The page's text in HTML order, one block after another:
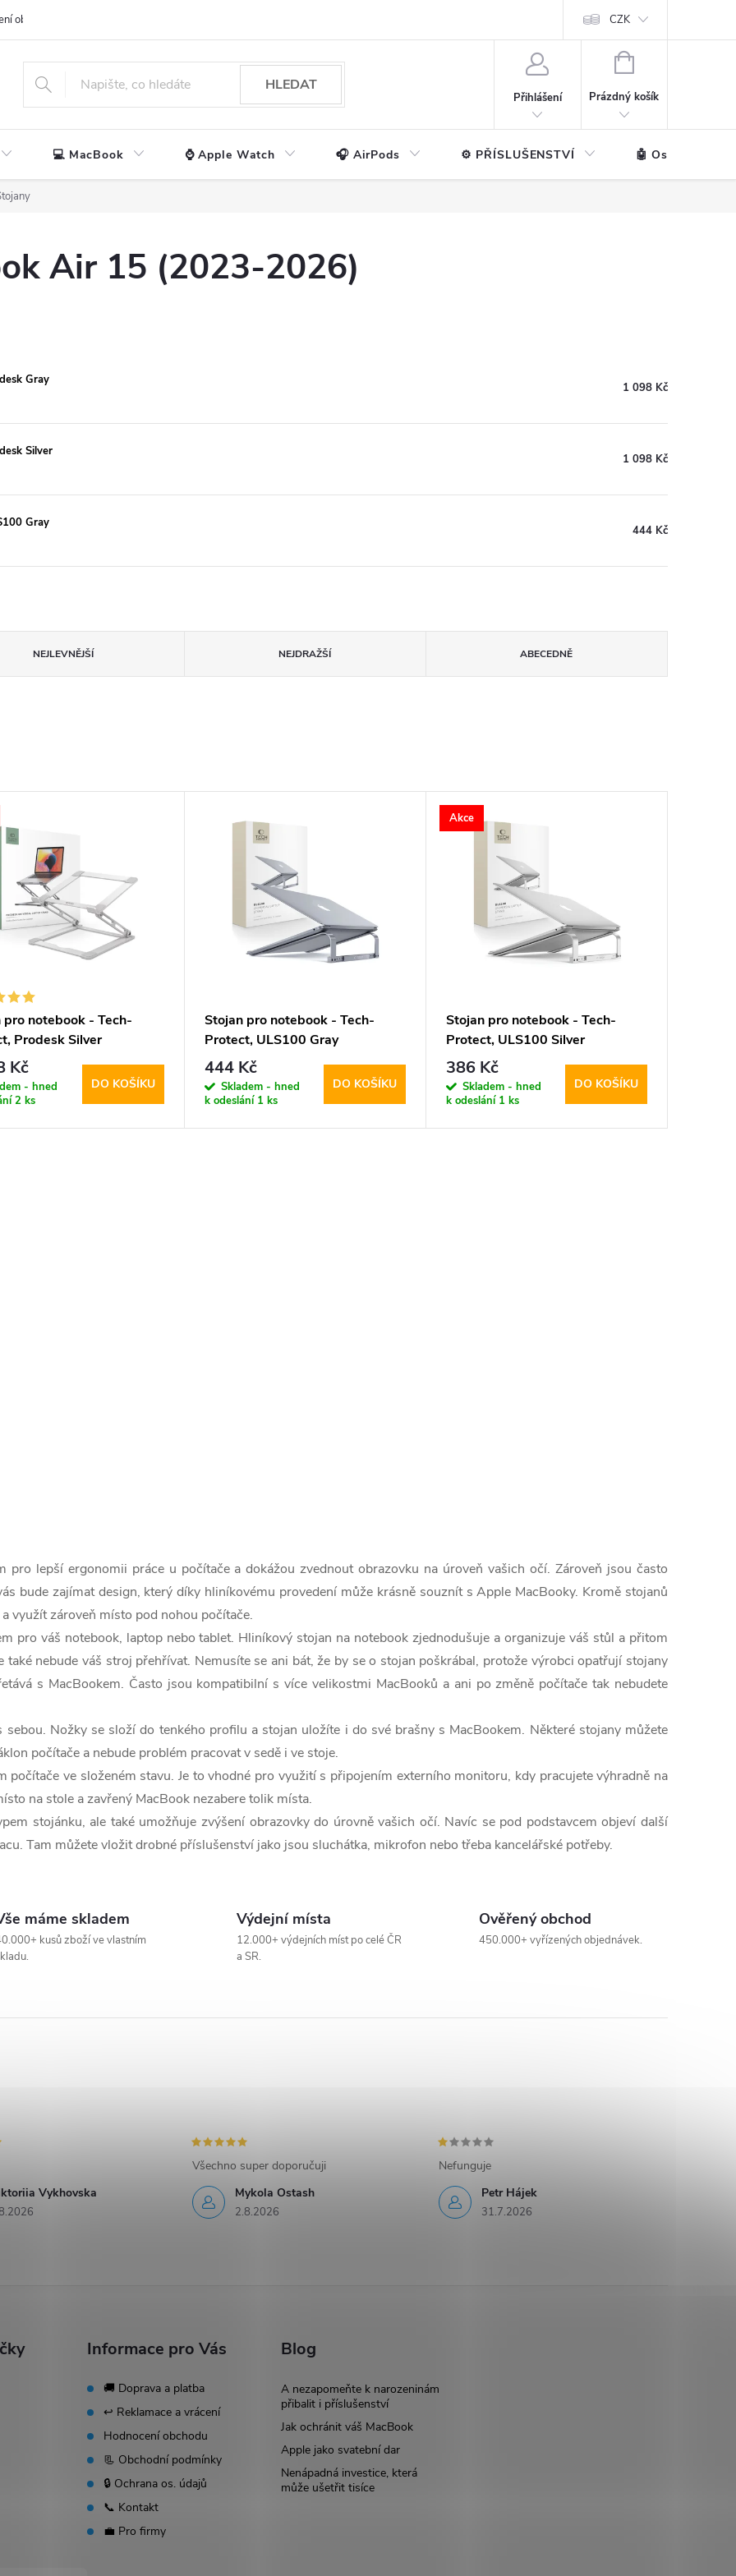
obchodu CZK
HLEDAT
Přihlášení
NÁKUPNÍ
Prázdný košík
💻 MacBook ⌚ Apple Watch 🎧 AirPods ⚙️ PŘÍSLUŠENSTVÍ 🤖 Ostatní
Air 15 (2023-2026)
Gray
1 098 Kč
Silver
1 098 Kč
Gray
444 Kč
NEJLEVNĚJŠÍ NEJDRAŽŠÍ ABECEDNĚ
pro notebook - Tech-
Prodesk Silver
Kč
- hned
2 ks
DO KOŠÍKU
Stojan pro notebook - Tech-
Protect, ULS100 Gray
444 Kč
Skladem - hned
k odeslání 1 ks
DO KOŠÍKU
Akce
Stojan pro notebook - Tech-
Protect, ULS100 Silver
386 Kč
Skladem - hned
k odeslání 1 ks
DO KOŠÍKU
lepší ergonomii práce u počítače a dokážou zvednout obrazovku na úroveň vašich očí. Zároveň jsou často
bude zajímat design, který díky hliníkovému provedení může krásně souznít s Apple MacBooky. Kromě stojanů
využít zároveň místo pod nohou počítače.
pro váš notebook, laptop nebo tablet. Hliníkový stojan na notebook zjednodušuje a organizuje váš stůl a přitom
nebude váš stroj přehřívat. Nemusíte se ani bát, že by se o stojan poškrábal, protože výrobci opatřují stojany
s MacBookem. Často jsou kompatibilní s více velikostmi MacBooků a ani po změně počítače tak nebudete
Nožky se složí do tenkého profilu a stojan uložíte i do své brašny s MacBookem. Některé stojany můžete
počítače a nebude problém pracovat v sedě i ve stoje.
počítače ve složeném stavu. Je to vhodné pro využití s připojením externího monitoru, kdy pracujete výhradně na
na stole a zavřený MacBook nezabere tolik místa.
stojánku, ale také umožňuje zvýšení obrazovky do úrovně vašich očí. Navíc se pod podstavcem objeví další
Tam můžete vložit drobné příslušenství jako jsou sluchátka, mikrofon nebo třeba kancelářské potřeby.
máme skladem
kusů zboží ve vlastním
Výdejní místa
12.000+ výdejních míst po celé ČR
a SR.
Ověřený obchod
450.000+ vyřízených objednávek.
Vykhovska
Mykola Ostash
2.8.2026
Všechno super doporučuji
Petr Hájek
31.7.2026
Nefunguje
Informace pro Vás
🚚 Doprava a platba
↩️ Reklamace a vrácení
Hodnocení obchodu
📃 Obchodní podmínky
🔒 Ochrana os. údajů
📞 Kontakt
💼 Pro firmy
Blog
A nezapomeňte k narozeninám
přibalit i příslušenství
Jak ochránit váš MacBook
Apple jako svatební dar
Nenápadná investice, která
může ušetřit tisíce